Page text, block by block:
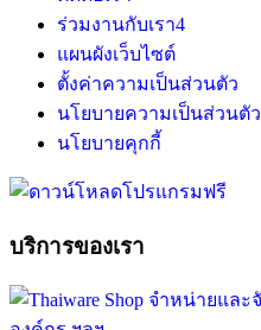
ร่วมงานกับเรา4
แผนผังเว็บไซต์
ตั้งค่าความเป็นส่วนตัว
นโยบายความเป็นส่วนตัว
นโยบายคุกกี้
บริการของเรา